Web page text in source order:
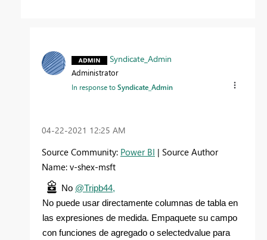
Syndicate_Admin
Administrator
In response toSyndicate_Admin
‎04-22-2021 12:25 AM
Source Community: Power BI | Source Author
Name: v-shex-msft
No @Tripb44,
No puede usar directamente columnas de tabla en
las expresiones de medida. Empaquete su campo
con funciones de agregado o selectedvalue para